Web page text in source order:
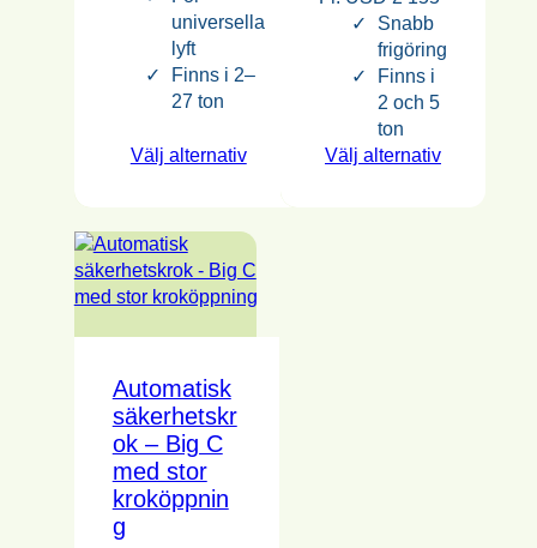
universella
lyft
Finns i 2–
27 ton
Välj alternativ
Snabb
frigöring
Finns i
2 och 5
ton
Välj alternativ
Automatisk
säkerhetskr
ok – Big C
med stor
kroköppnin
g